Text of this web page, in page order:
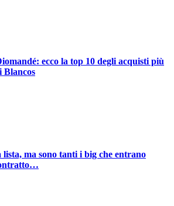
ecco la top 10 degli acquisti più
Blancos
ma sono tanti i big che entrano